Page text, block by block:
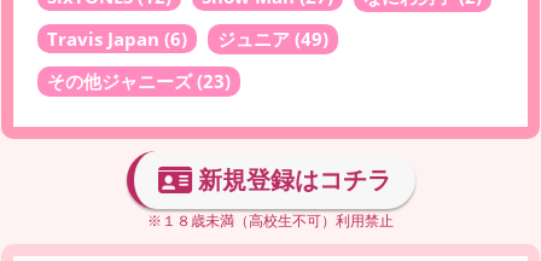
Travis Japan (6) ジュニア (49)
その他ジャニーズ(23)
新規登録はコチラ
※１８歳未満（高校生不可）利用禁止